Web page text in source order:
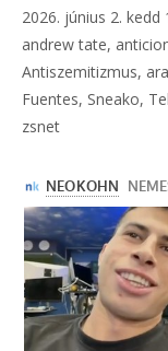
2026. június 2. kedd
andrew tate,
Antiszemitizmus,
Fuentes, Sneako,
zsnet